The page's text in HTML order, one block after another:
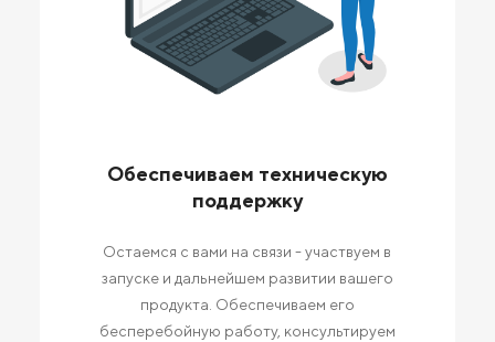
Обеспечиваем техническую
поддержку
Остаемся с вами на связи - участвуем в
запуске и дальнейшем развитии вашего
продукта. Обеспечиваем его
бесперебойную работу, консультируем